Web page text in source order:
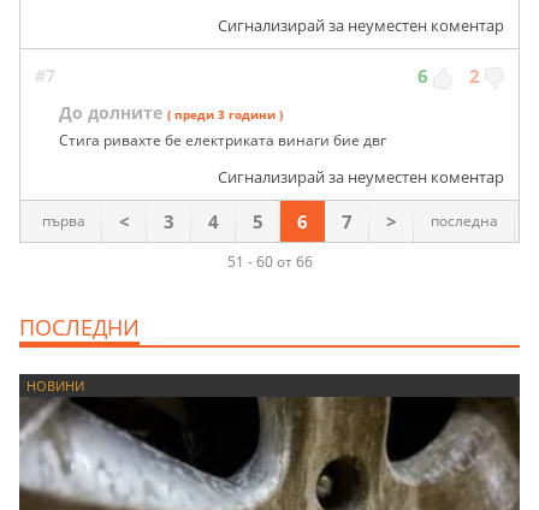
Сигнализирай за неуместен коментар
#7 6 2
До долните ( преди 3 години )
Стига ривахте бе електриката винаги бие двг
Сигнализирай за неуместен коментар
51 - 60 от 66
първа < 3 4 5 6 7 > последна
ПОСЛЕДНИ
НОВИНИ